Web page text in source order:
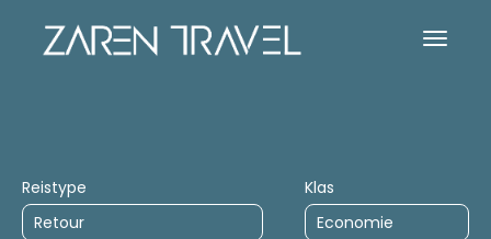
Reistype Klas